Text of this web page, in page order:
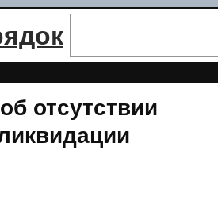
отсутствии